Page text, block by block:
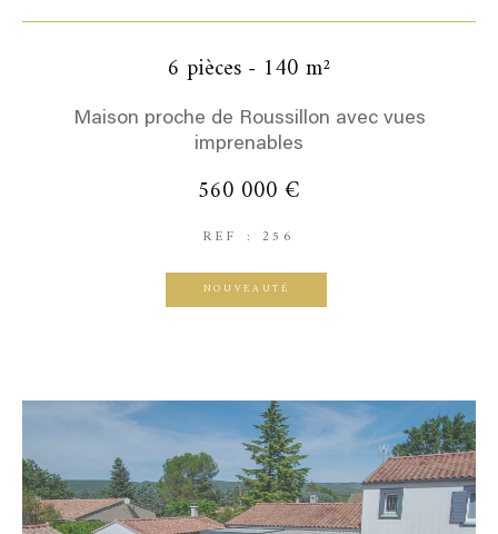
6 pièces - 140 m²
Maison proche de Roussillon avec vues
imprenables
560 000 €
REF : 256
NOUVEAUTÉ